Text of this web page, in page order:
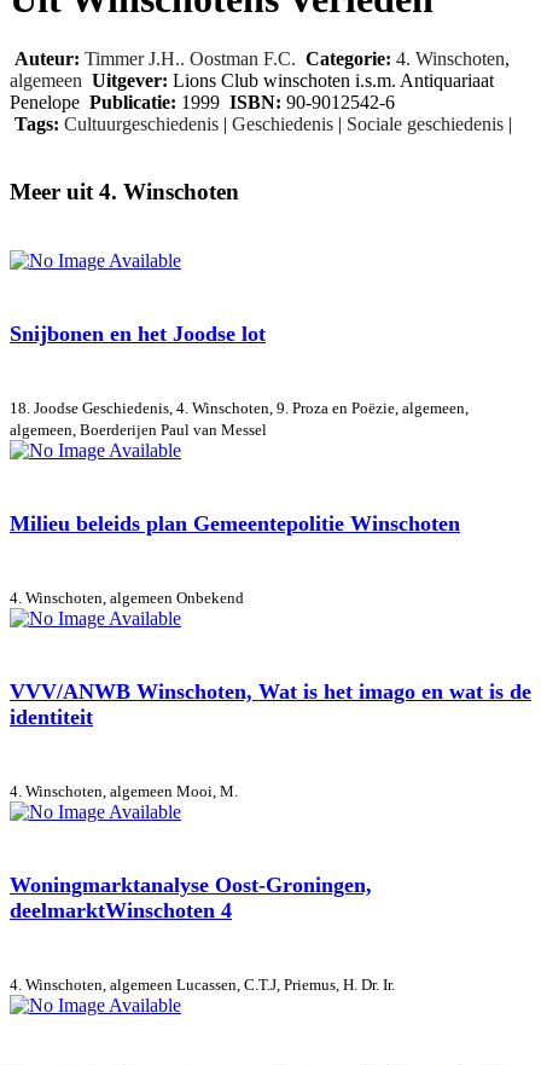
Auteur: Timmer J.H.. Oostman F.C. Categorie: 4. Winschoten,
algemeen Uitgever: Lions Club winschoten i.s.m. Antiquariaat
Penelope Publicatie: 1999 ISBN: 90-9012542-6
Tags: Cultuurgeschiedenis | Geschiedenis | Sociale geschiedenis |
Meer uit 4. Winschoten
Snijbonen en het Joodse lot
18. Joodse Geschiedenis, 4. Winschoten, 9. Proza en Poëzie, algemeen,
algemeen, Boerderijen Paul van Messel
Milieu beleids plan Gemeentepolitie Winschoten
4. Winschoten, algemeen Onbekend
VVV/ANWB Winschoten, Wat is het imago en wat is de
identiteit
4. Winschoten, algemeen Mooi, M.
Woningmarktanalyse Oost-Groningen,
deelmarktWinschoten 4
4. Winschoten, algemeen Lucassen, C.T.J, Priemus, H. Dr. Ir.